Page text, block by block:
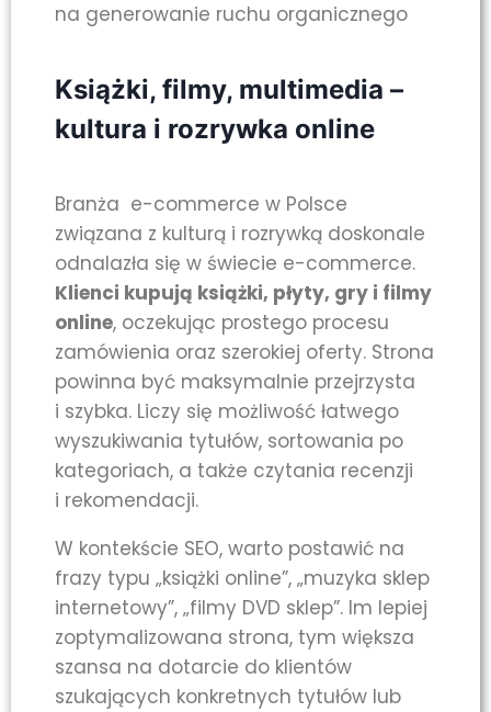
na generowanie ruchu organicznego
Książki, filmy, multimedia –
kultura i rozrywka online
Branża e-commerce w Polsce
związana z kulturą i rozrywką doskonale
odnalazła się w świecie e-commerce.
Klienci kupują książki, płyty, gry i filmy
online, oczekując prostego procesu
zamówienia oraz szerokiej oferty. Strona
powinna być maksymalnie przejrzysta
i szybka. Liczy się możliwość łatwego
wyszukiwania tytułów, sortowania po
kategoriach, a także czytania recenzji
i rekomendacji.
W kontekście SEO, warto postawić na
frazy typu „książki online”, „muzyka sklep
internetowy”, „filmy DVD sklep”. Im lepiej
zoptymalizowana strona, tym większa
szansa na dotarcie do klientów
szukających konkretnych tytułów lub